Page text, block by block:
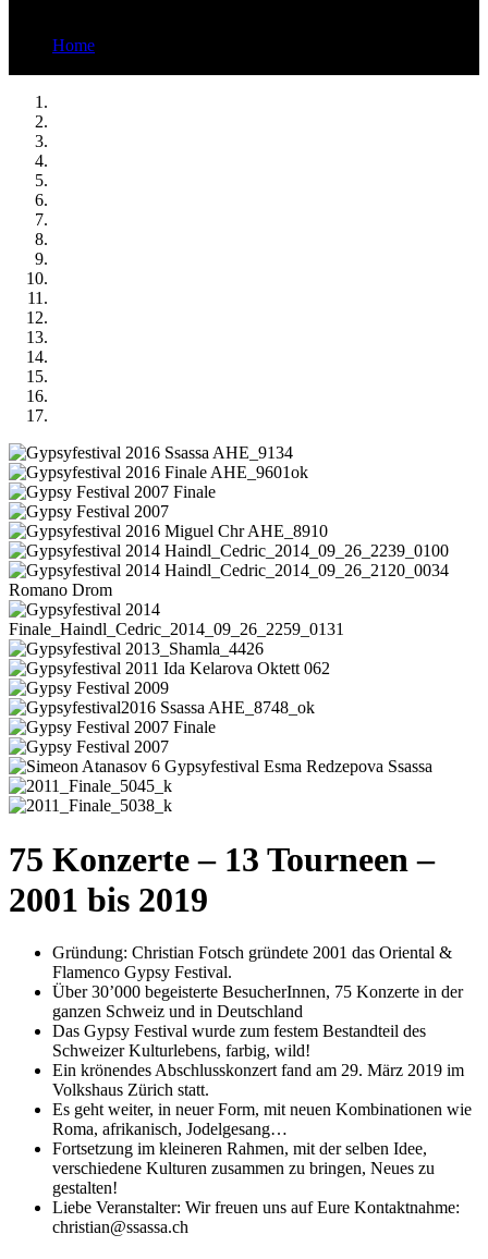
Home
75 Konzerte – 13 Tourneen –
2001 bis 2019
Gründung: Christian Fotsch gründete 2001 das Oriental &
Flamenco Gypsy Festival.
Über 30’000 begeisterte BesucherInnen, 75 Konzerte in der
ganzen Schweiz und in Deutschland
Das Gypsy Festival wurde zum festem Bestandteil des
Schweizer Kulturlebens, farbig, wild!
Ein krönendes Abschlusskonzert fand am 29. März 2019 im
Volkshaus Zürich statt.
Es geht weiter, in neuer Form, mit neuen Kombinationen wie
Roma, afrikanisch, Jodelgesang…
Fortsetzung im kleineren Rahmen, mit der selben Idee,
verschiedene Kulturen zusammen zu bringen, Neues zu
gestalten!
Liebe Veranstalter: Wir freuen uns auf Eure Kontaktnahme:
christian@ssassa.ch